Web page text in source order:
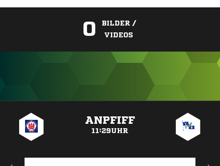
0
BILDER /
VIDEOS
ANPFIFF
11:29UHR